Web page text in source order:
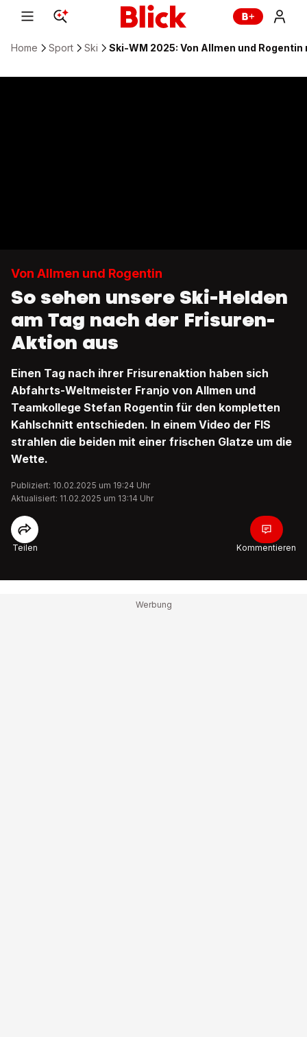
Home Sport Ski Ski-WM 2025: Von Allmen und
Von Allmen und Rogentin
So sehen unsere Ski-Helden
am Tag nach der Frisuren-
Aktion aus
Einen Tag nach ihrer Frisurenaktion haben sich
Abfahrts-Weltmeister Franjo von Allmen und
Teamkollege Stefan Rogentin für den kompletten
Kahlschnitt entschieden. In einem Video der FIS
strahlen die beiden mit einer frischen Glatze um die
Wette.
Publiziert: 10.02.2025 um 19:24 Uhr
Aktualisiert: 11.02.2025 um 13:14 Uhr
Teilen Kommentieren